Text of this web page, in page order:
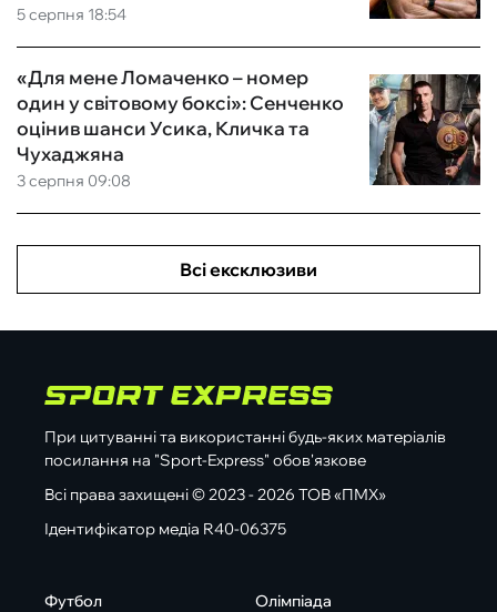
5 серпня 18:54
3 серпня 09:08
«Для мене Ломаченко – номер
один у світовому боксі»: Сенченко
оцінив шанси Усика, Кличка та
Чухаджяна
Всі ексклюзиви
При цитуванні та використанні будь-яких матеріалів
посилання на "Sport-Express" обов'язкове
Всі права захищені © 2023 - 2026 ТОВ «ПМХ»
Ідентифікатор медіа R40-06375
Футбол
Олімпіада